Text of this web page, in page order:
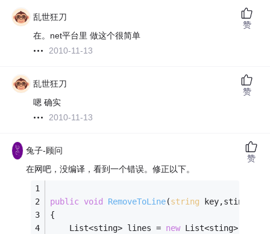
乱世狂刀
在。net平台里 做这个很简单
2010-11-13
赞
乱世狂刀
嗯 确实
2010-11-13
赞
兔子-顾问
在网吧，没编译，看到一个错误。修正以下。
public void RemoveToLine(string key,sting
{
    List<sting> lines =
new
赞